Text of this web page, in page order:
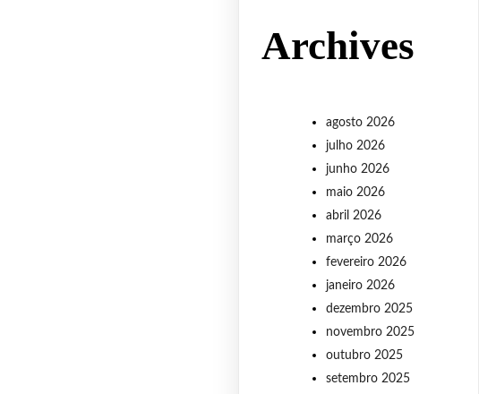
Archives
agosto 2026
julho 2026
junho 2026
maio 2026
abril 2026
março 2026
fevereiro 2026
janeiro 2026
dezembro 2025
novembro 2025
outubro 2025
setembro 2025